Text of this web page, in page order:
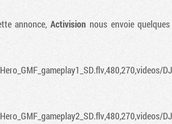
annonce,Activision nous envoie